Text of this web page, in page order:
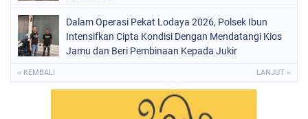
Dalam Operasi Pekat Lodaya 2026, Polsek Ibun
Intensifkan Cipta Kondisi Dengan Mendatangi Kios
Jamu dan Beri Pembinaan Kepada Jukir
« KEMBALI LANJUT »